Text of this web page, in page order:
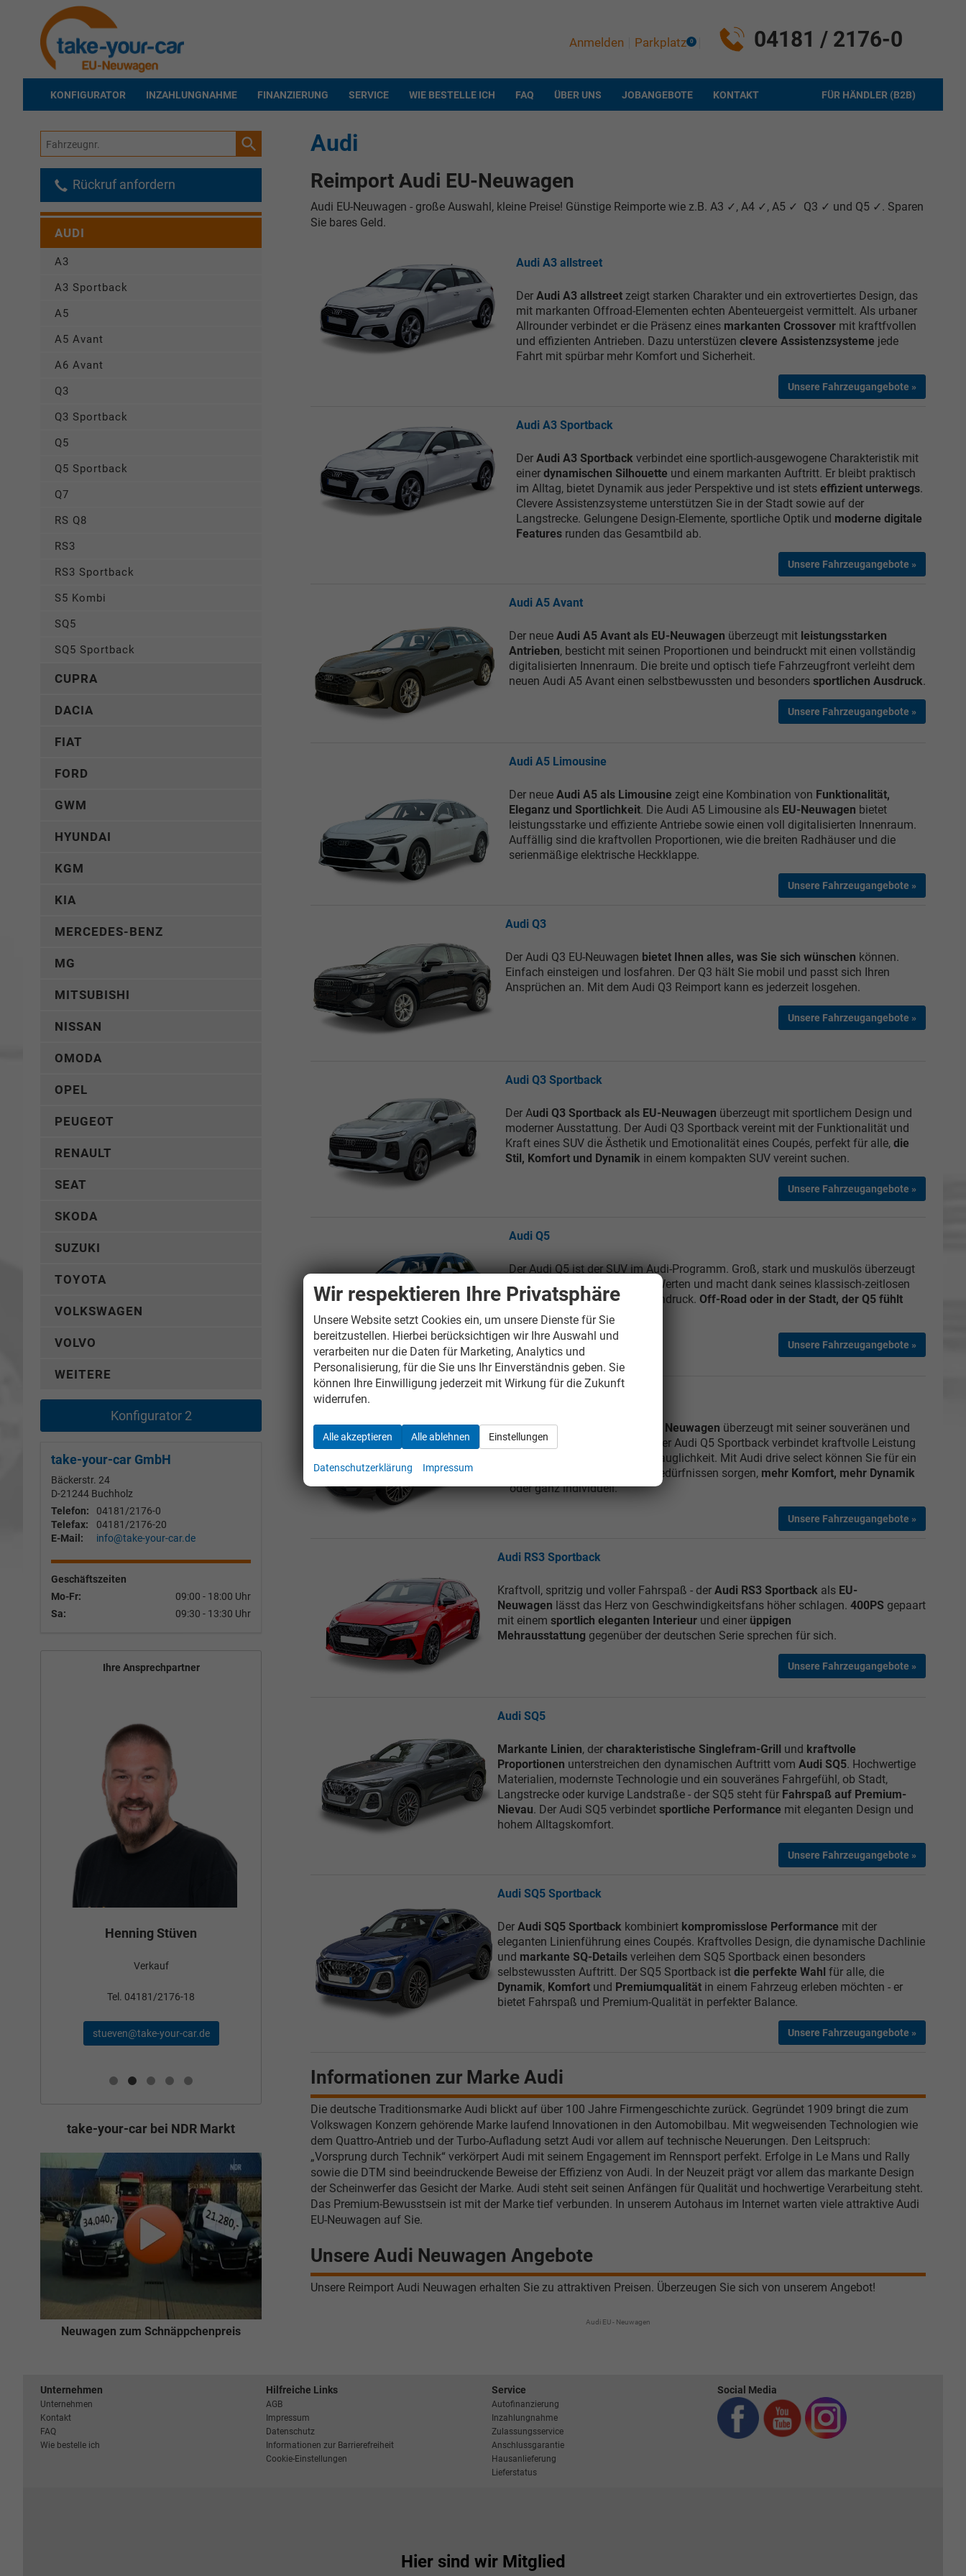
04181 / 2176-0
Anmelden Parkplatz 0
KONFIGURATOR INZAHLUNGNAHME FINANZIERUNG SERVICE WIE BESTELLE ICH FAQ ÜBER UNS JOBANGEBOTE FÜR HÄNDLER (B2B)
KONTAKT
Audi
Reimport Audi EU-Neuwagen
Audi EU-Neuwagen - große Auswahl, kleine Preise! Günstige Reimporte wie z.B. A3 ✓, A4 ✓, A5 ✓ Q3 ✓ und Q5 ✓. Sparen
Sie bares Geld.
Audi A3 allstreet
Der Audi A3 allstreetzeigt starken Charakter und ein extrovertiertes Design, das
mit markanten Offroad-Elementen echten Abenteuergeist vermittelt. Als urbaner
Allrounder verbindet er die Präsenz eines markanten Crossovermit kraftfvollen
und effizienten Antrieben. Dazu unterstüzen clevere Assistenzsysteme jede
Fahrt mit spürbar mehr Komfort und Sicherheit.
Unsere Fahrzeugangebote »
Audi A3 Sportback
Der Audi A3 Sportbackverbindet eine sportlich-ausgewogene Charakteristik mit
einer dynamischen Silhouette und einem markanten Auftritt. Er bleibt praktisch
im Alltag, bietet Dynamik aus jeder Perspektive und ist stets effizient unterwegs.
Clevere Assistenzsysteme unterstützen Sie in der Stadt sowie auf der
Langstrecke. Gelungene Design-Elemente, sportliche Optik und moderne digitale
Featuresrunden das Gesamtbild ab.
Unsere Fahrzeugangebote »
Audi A5 Avant
Der neue Audi A5 Avant als EU-Neuwagen überzeugt mit leistungsstarken
Antrieben, besticht mit seinen Proportionen und beindruckt mit einen vollständig
digitalisierten Innenraum. Die breite und optisch tiefe Fahrzeugfront verleiht dem
neuen Audi A5 Avant einen selbstbewussten und besonders sportlichen Ausdruck.
Unsere Fahrzeugangebote »
Audi A5 Limousine
Der neue Audi A5 als Limousine zeigt eine Kombination von Funktionalität,
Eleganz und Sportlichkeit. Die Audi A5 Limousine alsEU-Neuwagen bietet
leistungsstarke und effiziente Antriebe sowie einen voll digitalisierten Innenraum.
Auffällig sind die kraftvollen Proportionen, wie die breiten Radhäuser und die
serienmäßige elektrische Heckklappe.
Unsere Fahrzeugangebote »
Audi Q3
Der Audi Q3 EU-Neuwagen bietet Ihnen alles, was Sie sich wünschen können.
Einfach einsteigen und losfahren. Der Q3 hält Sie mobil und passt sich Ihren
Ansprüchen an. Mit dem Audi Q3 Reimport kann es jederzeit losgehen.
Unsere Fahrzeugangebote »
Audi Q3 Sportback
Der Audi Q3 Sportback als EU-Neuwagen überzeugt mit sportlichem Design und
moderner Ausstattung. Der Audi Q3 Sportback vereint mit der Funktionalität und
Kraft eines SUV die Ästhetik und Emotionalität eines Coupés, perfekt für alle, die
Stil, Komfort und Dynamikin einem kompakten SUV vereint suchen.
Unsere Fahrzeugangebote »
Audi Q5
Der Audi Q5 ist der SUV im Audi-Programm. Groß, stark und muskulös überzeugt
er schnell mit seinen inneren Werten und macht dank seines klassisch-zeitlosen
Designs immer einen guten Eindruck. Off-Road oder in der Stadt, der Q5 fühlt
sich überall zu Hause.
Unsere Fahrzeugangebote »
DerAudi Q5 Sportback als EU Neuwagen überzeugt mit seiner souveränen und
dynamischen Ausstrahlung. Der Audi Q5 Sportback verbindet kraftvolle Leistung
eines SUVs mit hoher Alltagstauglichkeit. Mit Audi drive select können Sie für ein
Fahrgefühl ganz nach Ihren Bedürfnissen sorgen, mehr Komfort, mehr Dynamik
oder ganz individuell.
Unsere Fahrzeugangebote »
Audi RS3 Sportback
Kraftvoll, spritzig und voller Fahrspaß - der Audi RS3 Sportbackals EU-
Neuwagen lässt das Herz von Geschwindigkeitsfans höher schlagen. 400PS gepaart
mit einem sportlich eleganten Interieurund einer üppigen
Mehrausstattung gegenüber der deutschen Serie sprechen für sich.
Unsere Fahrzeugangebote »
Audi SQ5
Markante Linien, der charakteristische Singlefram-Grill und kraftvolle
Proportionen unterstreichen den dynamischen Auftritt vom Audi SQ5. Hochwertige
Materialien, modernste Technologie und ein souveränes Fahrgefühl, ob Stadt,
Langstrecke oder kurvige Landstraße - der SQ5 steht für Fahrspaß auf Premium-
Nievau. Der Audi SQ5 verbindet sportliche Performance mit eleganten Design und
hohem Alltagskomfort.
Unsere Fahrzeugangebote »
Audi SQ5 Sportback
Der Audi SQ5 Sportbackkombiniert kompromisslose Performance mit der
eleganten Linienführung eines Coupés. Kraftvolles Design, die dynamische Dachlinie
und markante SQ-Detailsverleihen dem SQ5 Sportback einen besonders
selbstewussten Auftritt. Der SQ5 Sportback ist die perfekte Wahl für alle, die
Dynamik, Komfortund Premiumqualitätin einem Fahrzeug erleben möchten - er
bietet Fahrspaß und Premium-Qualität in perfekter Balance.
Unsere Fahrzeugangebote »
Informationen zur Marke Audi
Die deutsche Traditionsmarke Audi blickt auf über 100 Jahre Firmengeschichte zurück. Gegründet 1909 bringt die zum
Volkswagen Konzern gehörende Marke laufend Innovationen in den Automobilbau. Mit wegweisenden Technologien wie
dem Quattro-Antrieb und der Turbo-Aufladung setzt Audi vor allem auf technische Neuerungen. Den Leitspruch:
„Vorsprung durch Technik“ verkörpert Audi mit seinem Engagement im Rennsport perfekt. Erfolge in Le Mans und Rally
sowie die DTM sind beeindruckende Beweise der Effizienz von Audi. In der Neuzeit prägt vor allem das markante Design
der Scheinwerfer das Gesicht der Marke. Audi steht seit seinen Anfängen für Qualität und hochwertige Verarbeitung steht.
Das Premium-Bewusstsein ist mit der Marke tief verbunden. In unserem Autohaus im Internet warten viele attraktive Audi
EU-Neuwagen auf Sie.
Unsere Audi Neuwagen Angebote
Unsere Reimport Audi Neuwagen erhalten Sie zu attraktiven Preisen. Überzeugen Sie sich von unserem Angebot!
Audi EU - Neuwagen
Fahrzeugnr.
Rückruf anfordern
AUDI
A3
A3 Sportback
A5
A5 Avant
A6 Avant
Q3
Q3 Sportback
Q5
Q5 Sportback
Q7
RS Q8
RS3
RS3 Sportback
S5 Kombi
SQ5
SQ5 Sportback
CUPRA
DACIA
FIAT
FORD
GWM
HYUNDAI
KGM
KIA
MERCEDES-BENZ
MG
MITSUBISHI
NISSAN
OMODA
OPEL
PEUGEOT
RENAULT
SEAT
SKODA
SUZUKI
TOYOTA
VOLKSWAGEN
VOLVO
WEITERE
Konfigurator 2
take-your-car GmbH
Bäckerstr. 24
D-21244 Buchholz
Telefon:
04181/2176-0
Telefax:
04181/2176-20
E-Mail:
info@take-your-car.de
Geschäftszeiten
Mo-Fr:
09:00 - 18:00 Uhr
Sa:
09:30 - 13:30 Uhr
Ihre Ansprechpartner
Henning Stüven
Verkauf
Tel. 04181/2176-18
stueven@take-your-car.de
Bünyamin Schael
Verkauf
Tel. 04181/2176-24
Tom Wollschläger
Verkauf
Tel. 04181/2176-21
Elvedin Calakovic
Verkauf
Tel. 04181/2176-27
calakovic@take-your-car.de
take-your-car bei NDR Markt
Neuwagen zum Schnäppchenpreis
Unternehmen
Unternehmen
Kontakt
FAQ
Wie bestelle ich
Hilfreiche Links
AGB
Impressum
Datenschutz
Informationen zur Barrierefreiheit
Cookie-Einstellungen
Service
Autofinanzierung
Inzahlungnahme
Zulassungsservice
Anschlussgarantie
Hausanlieferung
Lieferstatus
Social Media
Hier sind wir Mitglied
Wir respektieren Ihre Privatsphäre
Unsere Website setzt Cookies ein, um unsere Dienste für Sie
bereitzustellen. Hierbei berücksichtigen wir Ihre Auswahl und
verarbeiten nur die Daten für Marketing, Analytics und
Personalisierung, für die Sie uns Ihr Einverständnis geben. Sie
können Ihre Einwilligung jederzeit mit Wirkung für die Zukunft
widerrufen.
Alle akzeptieren Alle ablehnen Einstellungen
Datenschutzerklärung Impressum